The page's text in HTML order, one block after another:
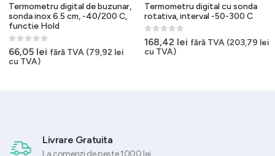
Termometru digital de buzunar,
sonda inox 6.5 cm, -40/200 C,
functie Hold
0out of 5
66,05 lei fără TVA (79,92 lei
cu TVA)
Termometru digital cu sonda
rotativa, interval -50-300 C
0out of 5
168,42 lei fără TVA (203,79 lei
cu TVA)
Livrare Gratuita